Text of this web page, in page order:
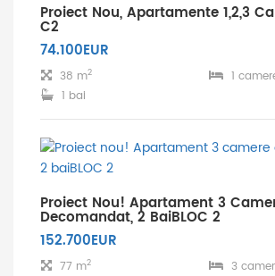
Proiect Nou, Apartamente 1,2,3
C2
74.100EUR
38 m2
1
1 bai
Proiect Nou! Apartament 3
Decomandat, 2 BaiBLOC 2
152.700EUR
77 m2
3